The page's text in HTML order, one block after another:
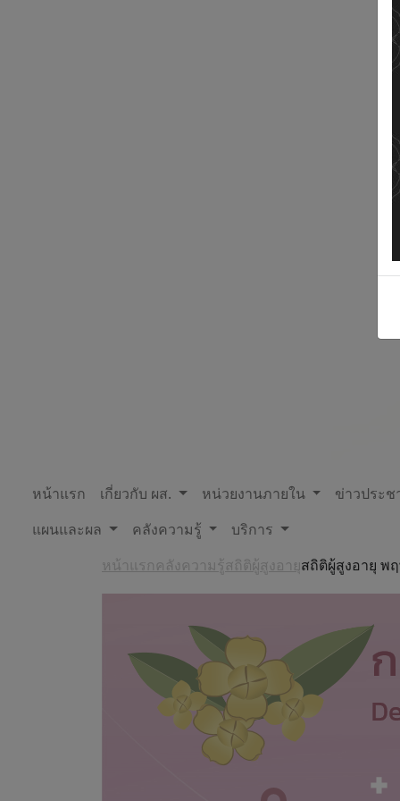
หน้าแรก เกี่ยวกับ ผส. หน่วยงานภายใน
ข่าวประ
แผนและผล
คลังความรู้
บริการ
หน้าแรกคลังความรู้ สถิติผู้สูงอายุสถิติผู้สูงอายุ พ